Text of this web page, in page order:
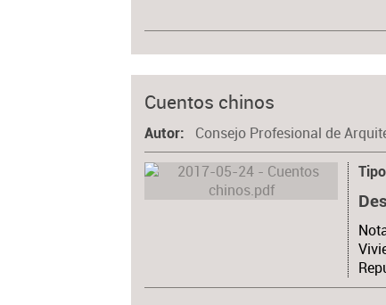
Cuentos chinos
Autor Consejo Profesional de
Tipo